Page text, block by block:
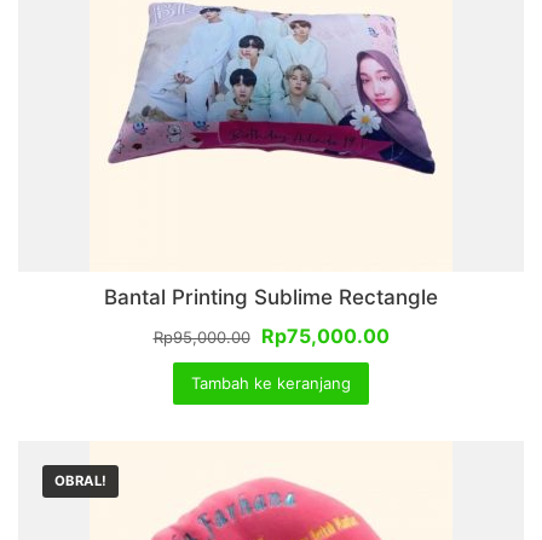
Bantal Printing Sublime Rectangle
Rp95,000.00
Harga
aslinya
adalah:
Rp95,000.00.
Rp75,000.00Harga
Tambah ke keranjang
OBRAL!